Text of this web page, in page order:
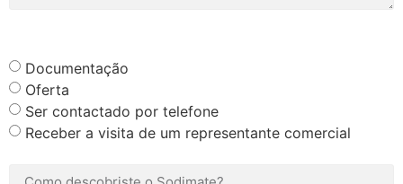
Documentação
Oferta
Ser contactado por telefone
Receber a visita de um representante comercial